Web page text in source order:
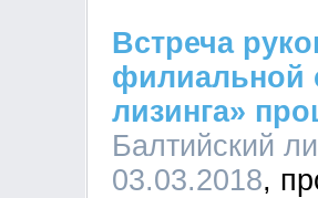
Встреча
филиальной
лизинга»
Балтийский
03.03.2018